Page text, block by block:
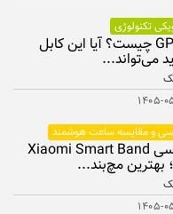
تکنولوژی
GPMI چیست؟ آیا این کابل
می‌تواند...
۰۵-۱۲
و مقایسه ساعت هوشمند
بررسی Xiaomi Smart Band
۰۵-۱۲